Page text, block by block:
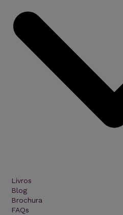
Livros
Blog
Brochura
FAQs